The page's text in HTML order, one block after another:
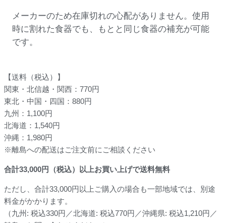
メーカーのため在庫切れの心配がありません。使用
時に割れた食器でも、もとと同じ食器の補充が可能
です。
【送料（税込）】
関東・北信越・関西：770円
東北・中国・四国：880円
九州：1,100円
北海道：1,540円
沖縄：1,980円
※離島への配送はご注文前にご相談ください
合計33,000円（税込）以上お買い上げで送料無料
ただし、合計33,000円以上ご購入の場合も一部地域では、別途
料金がかかります。
（九州: 税込330円／北海道: 税込770円／沖縄県: 税込1,210円／